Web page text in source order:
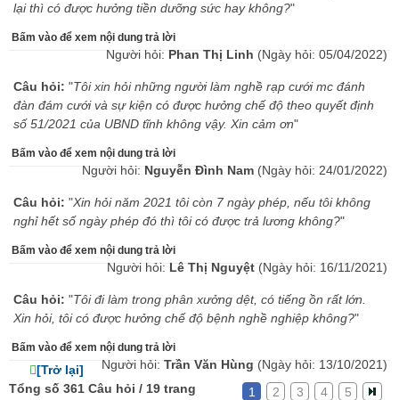
lại thì có được hưởng tiền dưỡng sức hay không?"
Bấm vào để xem nội dung trả lời
Người hỏi: Phan Thị Linh (Ngày hỏi: 05/04/2022)
Câu hỏi: "Tôi xin hỏi những người làm nghề rạp cưới mc đánh
đàn đám cưới và sự kiện có được hưởng chế độ theo quyết định
số 51/2021 của UBND tĩnh không vậy. Xin cảm ơn"
Bấm vào để xem nội dung trả lời
Người hỏi: Nguyễn Đình Nam (Ngày hỏi: 24/01/2022)
Câu hỏi: "Xin hỏi năm 2021 tôi còn 7 ngày phép, nếu tôi không
nghỉ hết số ngày phép đó thì tôi có được trả lương không?"
Bấm vào để xem nội dung trả lời
Người hỏi: Lê Thị Nguyệt (Ngày hỏi: 16/11/2021)
Câu hỏi: "Tôi đi làm trong phân xưởng dệt, có tiếng ồn rất lớn.
Xin hỏi, tôi có được hưởng chế độ bệnh nghề nghiệp không?"
Bấm vào để xem nội dung trả lời
Người hỏi: Trần Văn Hùng (Ngày hỏi: 13/10/2021)
[Trở lại]
Tổng số 361 Câu hỏi / 19 trang
1 2 3 4 5